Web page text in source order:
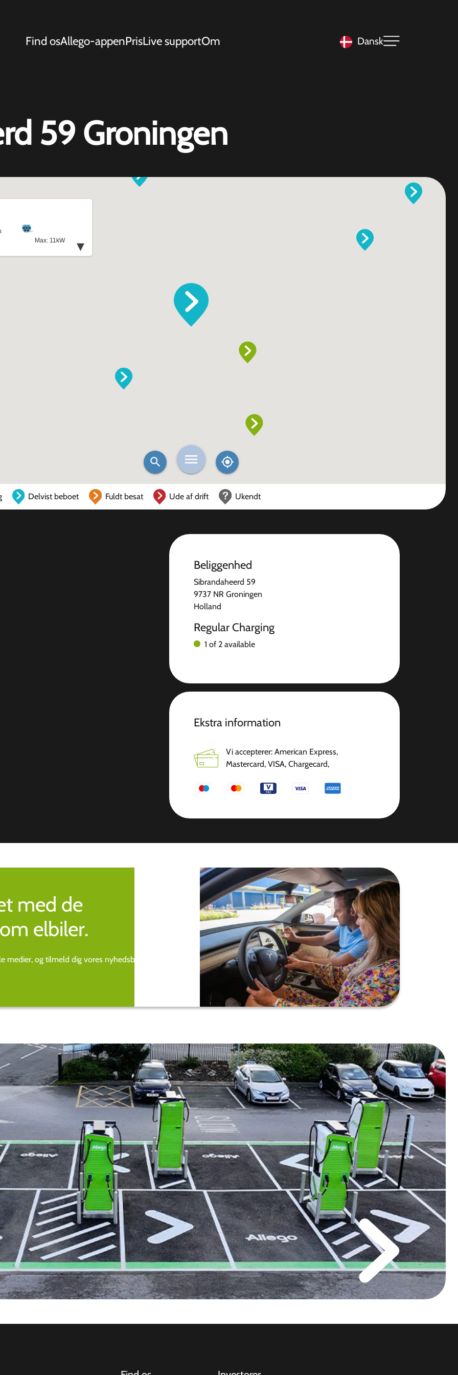
Find osAllego-appenPrisLive supportOm Dansk
59 Groningen
Delvist beboet Fuldt besat Ude af drift Ukendt
Beliggenhed
Sibrandaheerd 59
9737 NR Groningen
Holland
Regular Charging
1 of 2 available
Ekstra information
Vi accepterer: American Express,
Mastercard, VISA, Chargecard,
med de
elbiler.
og tilmeld dig vores nyhedsbrev.